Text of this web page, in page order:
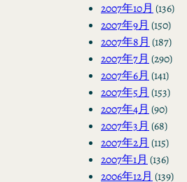
2007年10月 (136)
2007年9月 (150)
2007年8月 (187)
2007年7月 (290)
2007年6月 (141)
2007年5月 (153)
2007年4月 (90)
2007年3月 (68)
2007年2月 (115)
2007年1月 (136)
2006年12月 (139)